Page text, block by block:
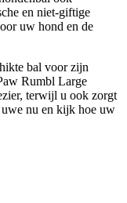
en niet-giftige
uw hond en de
bal voor zijn
Rumbl Large
terwijl u ook zorgt
nu en kijk hoe uw